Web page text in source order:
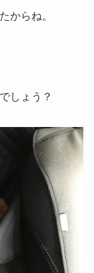
からね。
しょう？